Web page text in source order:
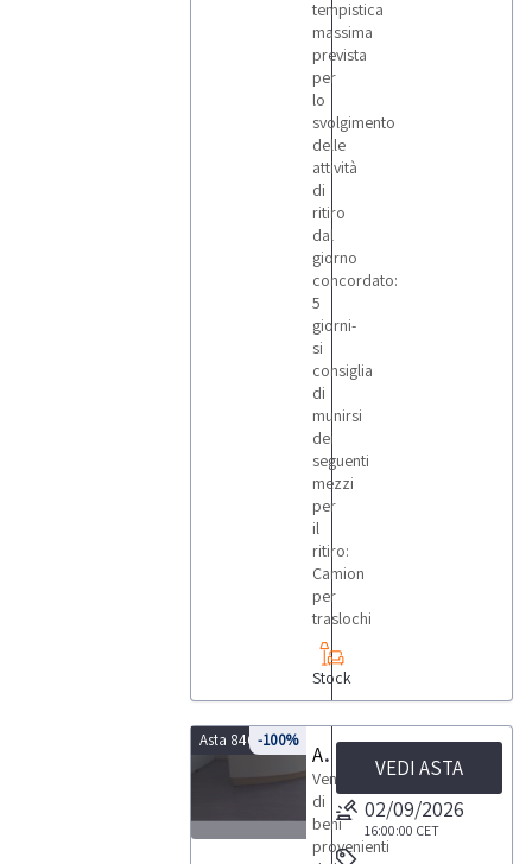
tempistica
massima
prevista
per
lo
svolgimento
delle
attività
di
ritiro
dal
giorno
concordato:
5
giorni-
si
consiglia
di
munirsi
dei
seguenti
mezzi
per
il
ritiro:
Camion
per
traslochi
Stock
Asta 8466-100%
Asta di attrezzature commercio al dettaglio
Vendita
di
beni
provenienti
VEDI ASTA
02/09/2026
16:00:00 CET